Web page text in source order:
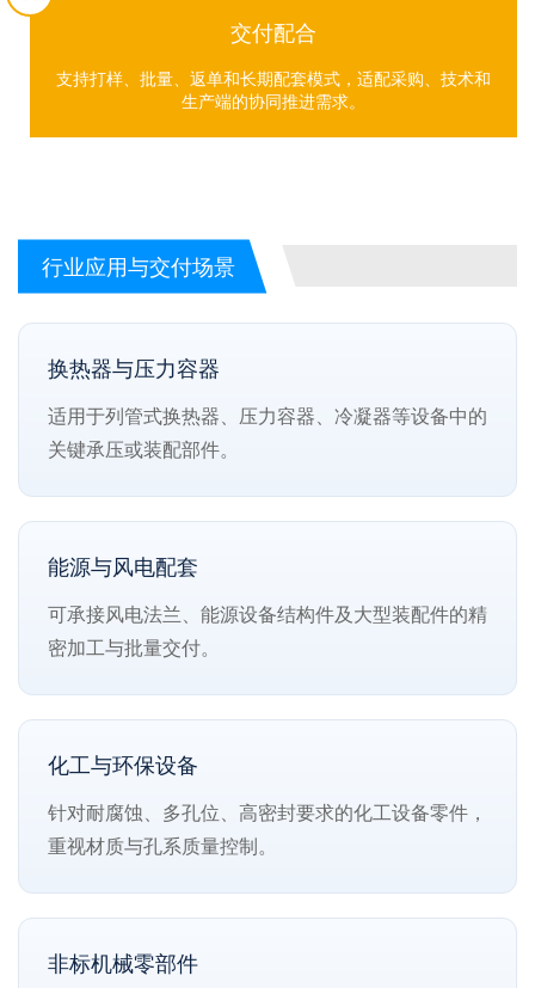
交付配合
支持打样、批量、返单和长期配套模式，适配采购、技术和
生产端的协同推进需求。
行业应用与交付场景
换热器与压力容器
适用于列管式换热器、压力容器、冷凝器等设备中的
关键承压或装配部件。
能源与风电配套
可承接风电法兰、能源设备结构件及大型装配件的精
密加工与批量交付。
化工与环保设备
针对耐腐蚀、多孔位、高密封要求的化工设备零件，
重视材质与孔系质量控制。
非标机械零部件